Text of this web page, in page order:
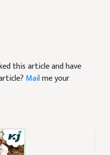
this article and have
Mailme your